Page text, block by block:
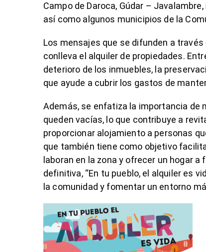
Campo de Daroca, Gúdar –
así como algunos municipios de la
Los mensajes que se difunden a
conlleva el alquiler de propiedades.
deterioro de los inmuebles, la
que ayude a cubrir los gastos de
Además, se enfatiza la importancia de
queden vacías, lo que contribuye a
proporcionar alojamiento a personas
que también tiene como objetivo
laboran en la zona y ofrecer un hogar
definitiva, “En tu pueblo, el alquiler es
la comunidad y fomentar un entorno